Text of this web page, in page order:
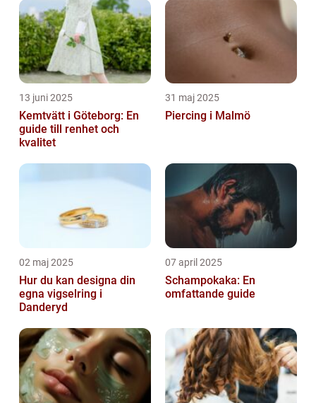
13 juni 2025
Kemtvätt i Göteborg: En
guide till renhet och
kvalitet
31 maj 2025
Piercing i Malmö
02 maj 2025
Hur du kan designa din
egna vigselring i
Danderyd
07 april 2025
Schampokaka: En
omfattande guide